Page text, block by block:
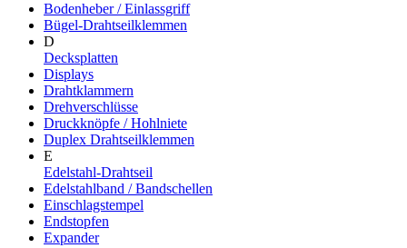
Bodenheber / Einlassgriff
Bügel-Drahtseilklemmen
D
Decksplatten
Displays
Drahtklammern
Drehverschlüsse
Druckknöpfe / Hohlniete
Duplex Drahtseilklemmen
E
Edelstahl-Drahtseil
Edelstahlband / Bandschellen
Einschlagstempel
Endstopfen
Expander